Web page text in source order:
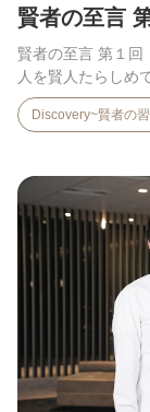
賢者の至言
賢者の至言 第１回
人を賢人たらしめ
る…
Discovery~賢者の